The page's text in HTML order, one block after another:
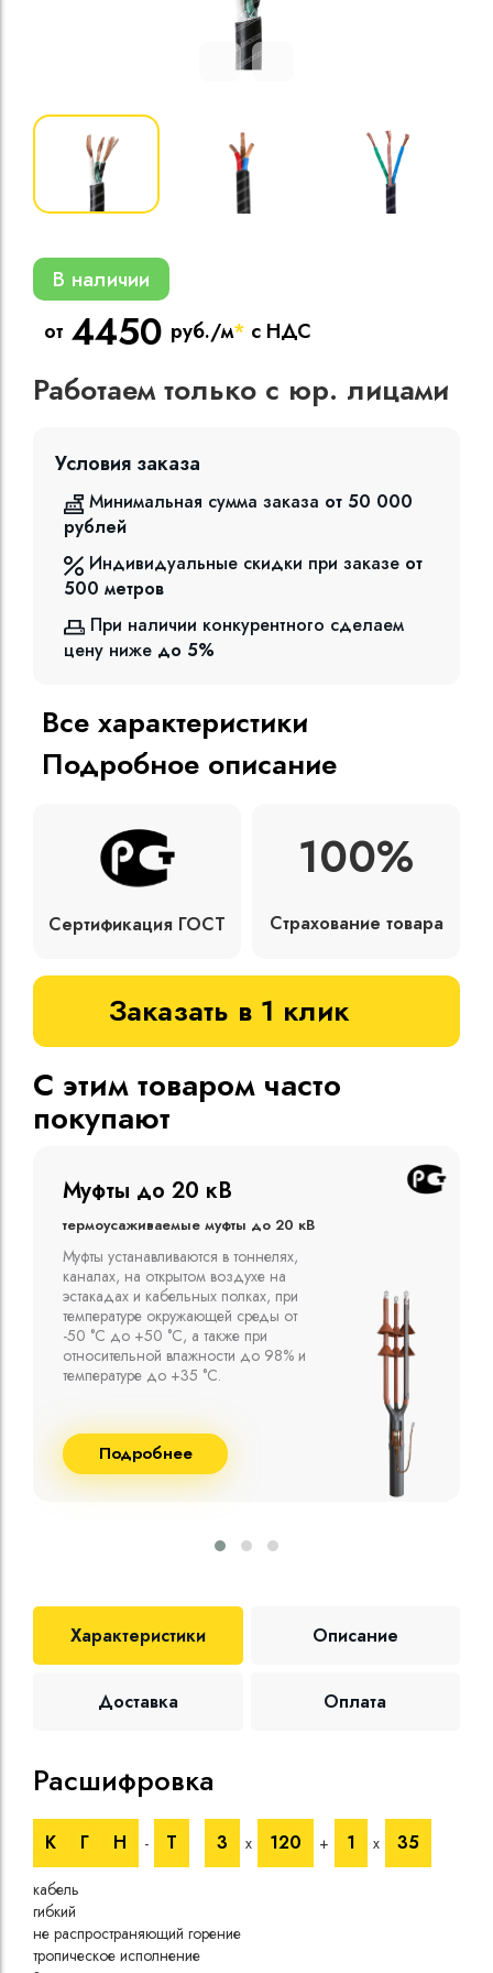
Кабели
изоляцией
В наличии
от 4450 руб./м* с НДС
Работаем только с юр. лицами
Условия заказа
Минимальная сумма заказа от 50 000
рублей
Индивидуальные скидки при заказе от
500 метров
При наличии конкурентного сделаем
цену ниже до 5%
Все характеристики
Подробное описание
Сертификация ГОСТ
100%
Страхование товара
Заказать в 1 клик
С этим товаром часто
покупают
Муфты до 10 кВ
Термоусаживаемые муфты до 10 кВ
Компания ООО "Москабельторг"
предлагает, как соединительные
термоусаживаемые муфты на кабель
напряжением до 10 кВ с изоляцией
из маслопропитанной бумаги и
сшитого полиэтилена собственного
производства
Подробнее
Характеристики Описание
Доставка Оплата
Расшифровка
К Г Н - Т 3 х 120 + 1 х 35
кабель
гибкий
не распространяющий горение
тропическое исполнение